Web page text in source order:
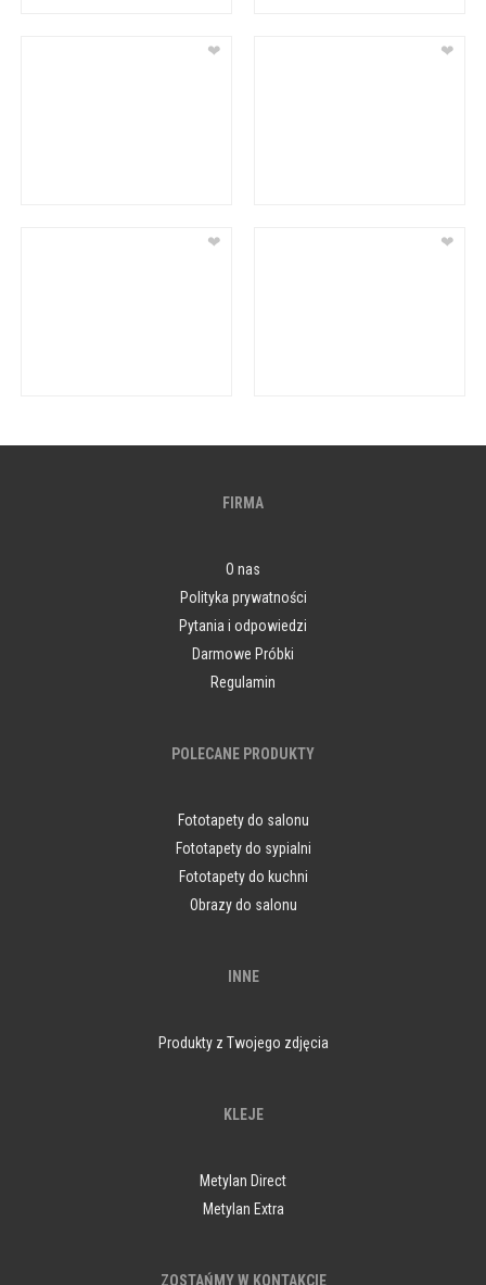
❤ ❤
❤ ❤
FIRMA
O nas
Polityka prywatności
Pytania i odpowiedzi
Darmowe Próbki
Regulamin
POLECANE PRODUKTY
Fototapety do salonu
Fototapety do sypialni
Fototapety do kuchni
Obrazy do salonu
INNE
Produkty z Twojego zdjęcia
KLEJE
Metylan Direct
Metylan Extra
ZOSTAŃMY W KONTAKCIE